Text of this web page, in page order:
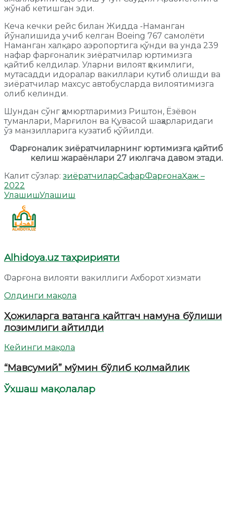
жўнаб кетишган эди.
Кеча кечки рейс билан Жидда -Наманган
йўналишида учиб келган Boeing 767 самолёти
Наманган халқаро аэропортига қўнди ва унда 239
нафар фарғоналик зиёратчилар юртимизга
қайтиб келдилар. Уларни вилоят ҳокимлиги,
мутасадди идоралар вакиллари кутиб олишди ва
зиёратчилар махсус автобусларда вилоятимизга
олиб келинди.
Шундан сўнг ҳамюртларимиз Риштон, Ёзёвон
туманлари, Марғилон ва Қувасой шаҳарларидаги
ўз манзилларига кузатиб қўйилди.
Фарғоналик зиёратчиларнинг юртимизга қайтиб
келиш жараёнлари 27 июлгача давом этади.
Калит сўзлар: зиёратчиларСафарФарғонаҲаж –
2022
УлашишУлашиш
Alhidoya.uz таҳририяти
Фарғона вилояти вакиллиги Ахборот хизмати
Олдинги мақола
Ҳожиларга ватанга қайтгач намуна бўлиши
лозимлиги айтилди
Кейинги мақола
“Мавсумий” мўмин бўлиб қолмайлик
Ўхшаш мақолалар